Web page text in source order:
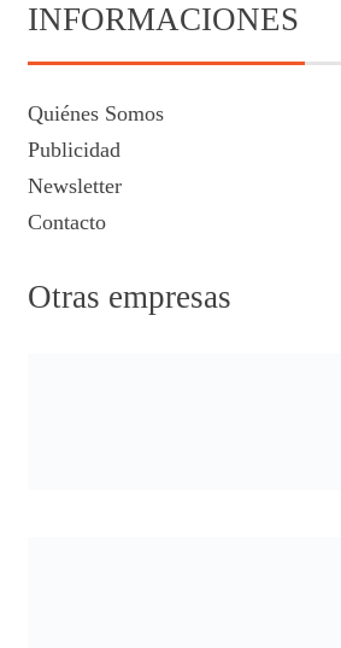
INFORMACIONES
Quiénes Somos
Publicidad
Newsletter
Contacto
Otras empresas